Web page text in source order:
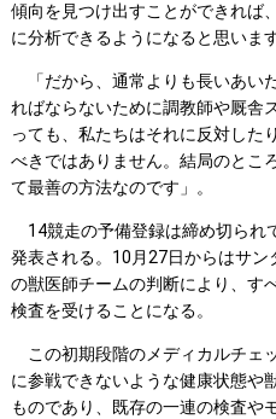
傾向を見つけ出すことができれば
に分析できるようになると思います
「だから、通常よりも長いあい
ればならないために調教師や厩舎
っても、私たちはそれに反対した
べきではありません。結局のとこ
て最善の方法なのです」。
14競走の予備登録は締め切られ
発表される。10月27日からはサン
の獣医師チームの判断により、す
検査を受けることになる。
この初期段階のメディカルチェ
に参戦できないような健康状態や
ものであり、既存の一連の検査や